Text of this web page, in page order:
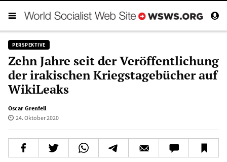
PERSPEKTIVE
Zehn Jahre seit der Veröffentlichung
der irakischen Kriegstagebücher auf
WikiLeaks
Oscar Grenfell
24. Oktober 2020